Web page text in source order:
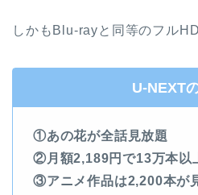
しかもBlu-rayと同等のフル
U-NEXT
①あの花が全話見放題
②月額2,189円で13万本以
③アニメ作品は2,200本が